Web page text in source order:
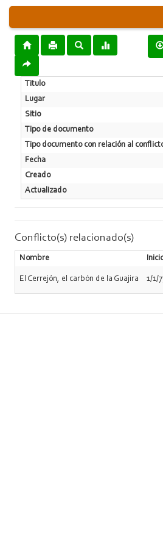
Titulo
Lugar
Sitio
Tipo de documento
Tipo documento con relación al
Fecha
Creado
Actualizado
Conflicto(s) relacionado(s)
Nombre
El Cerrejón, el carbón de la Guajira 1/1/